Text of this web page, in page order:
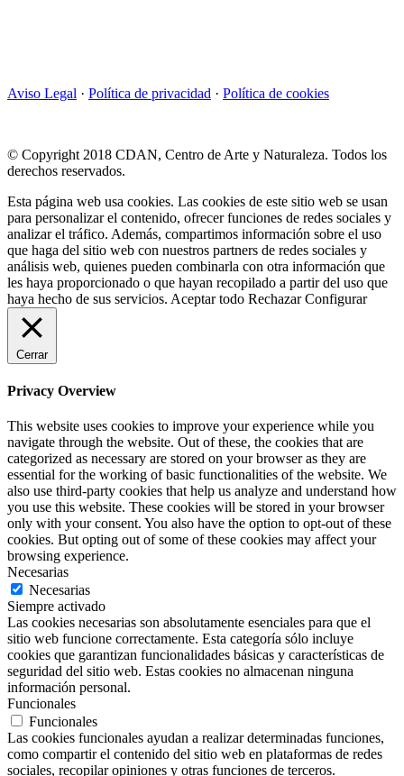
Aviso Legal · Política de privacidad · Política de cookies
© Copyright 2018 CDAN, Centro de Arte y Naturaleza. Todos los
derechos reservados.
Esta página web usa cookies. Las cookies de este sitio web se usan
para personalizar el contenido, ofrecer funciones de redes sociales y
analizar el tráfico. Además, compartimos información sobre el uso
que haga del sitio web con nuestros partners de redes sociales y
análisis web, quienes pueden combinarla con otra información que
les haya proporcionado o que hayan recopilado a partir del uso que
haya hecho de sus servicios. Aceptar todo Rechazar Configurar
Cerrar
Privacy Overview
This website uses cookies to improve your experience while you
navigate through the website. Out of these, the cookies that are
categorized as necessary are stored on your browser as they are
essential for the working of basic functionalities of the website. We
also use third-party cookies that help us analyze and understand how
you use this website. These cookies will be stored in your browser
only with your consent. You also have the option to opt-out of these
cookies. But opting out of some of these cookies may affect your
browsing experience.
Necesarias
Necesarias
Siempre activado
Las cookies necesarias son absolutamente esenciales para que el
sitio web funcione correctamente. Esta categoría sólo incluye
cookies que garantizan funcionalidades básicas y características de
seguridad del sitio web. Estas cookies no almacenan ninguna
información personal.
Funcionales
Funcionales
Las cookies funcionales ayudan a realizar determinadas funciones,
como compartir el contenido del sitio web en plataformas de redes
sociales, recopilar opiniones y otras funciones de terceros.